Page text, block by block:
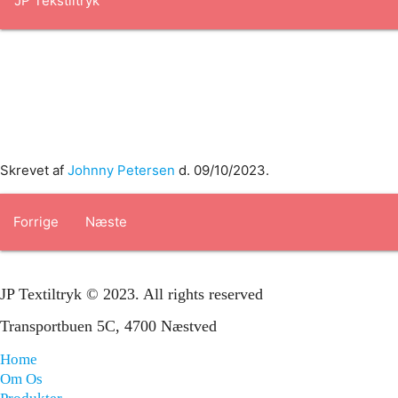
Skrevet af Johnny Petersen d. 09/10/2023.
Forrige Næste
JP Textiltryk © 2023. All rights reserved
Transportbuen 5C, 4700 Næstved
Home
Om Os